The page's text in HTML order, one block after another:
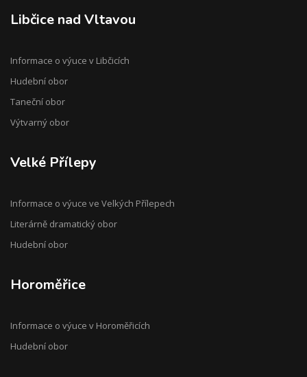
Libčice nad Vltavou
Informace o výuce v Libčicích
Hudební obor
Taneční obor
Výtvarný obor
Velké Přílepy
Informace o výuce ve Velkých Přílepech
Literárně dramatický obor
Hudební obor
Horoměřice
Informace o výuce v Horoměřicích
Hudební obor